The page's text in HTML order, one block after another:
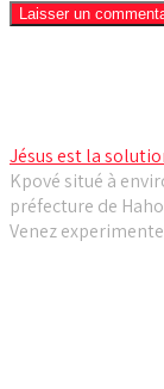
Jésus est la
Kpové situé à
préfecture de
Venez